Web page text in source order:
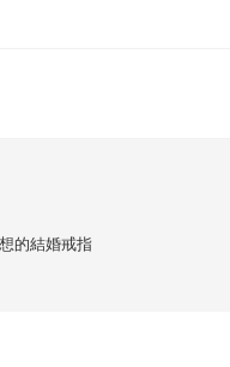
的結婚戒指